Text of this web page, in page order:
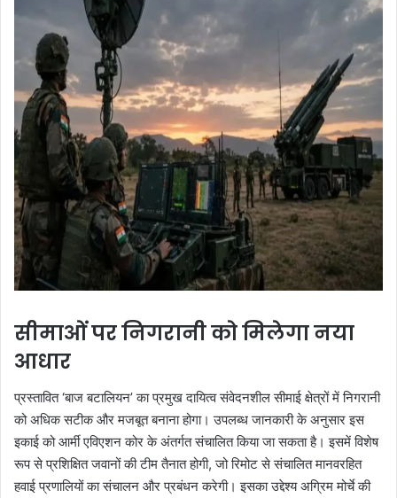
सीमाओं पर निगरानी को मिलेगा नया
आधार
प्रस्तावित ‘बाज बटालियन’ का प्रमुख दायित्व संवेदनशील सीमाई क्षेत्रों में निगरानी
को अधिक सटीक और मजबूत बनाना होगा। उपलब्ध जानकारी के अनुसार इस
इकाई को आर्मी एविएशन कोर के अंतर्गत संचालित किया जा सकता है। इसमें विशेष
रूप से प्रशिक्षित जवानों की टीम तैनात होगी, जो रिमोट से संचालित मानवरहित
हवाई प्रणालियों का संचालन और प्रबंधन करेगी। इसका उद्देश्य अग्रिम मोर्चे की